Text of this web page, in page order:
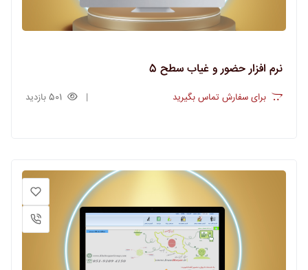
نرم افزار حضور و غیاب سطح 5
برای سفارش تماس بگیرید 501 بازدید